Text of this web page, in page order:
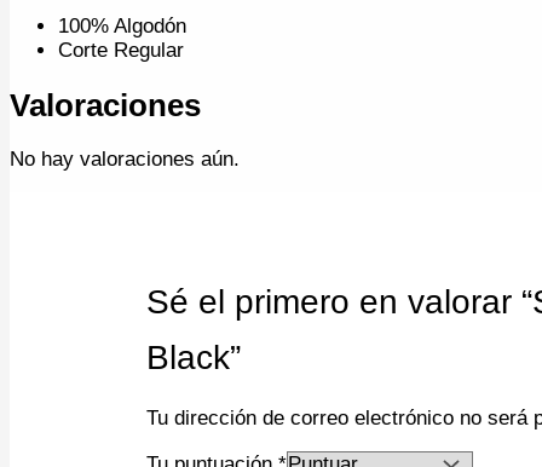
100% Algodón
Corte Regular
Valoraciones
No hay valoraciones aún.
Sé el primero en valorar
Black”
Tu dirección de correo electrónico no será